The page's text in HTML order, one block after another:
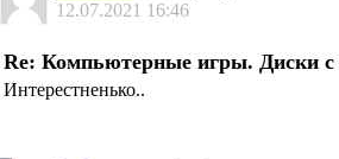
12.07.2021 16:46
Re: Компьютерные игры. Диски с
Интерестненько..